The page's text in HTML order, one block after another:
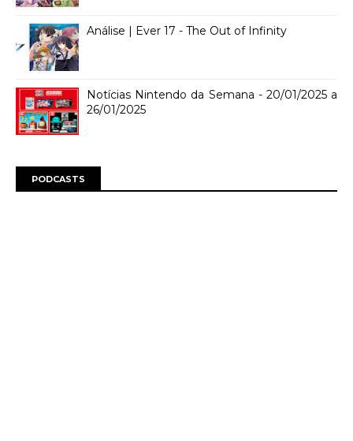
Análise | Ever 17 - The Out of Infinity
Notícias Nintendo da Semana - 20/01/2025 a
26/01/2025
PODCASTS